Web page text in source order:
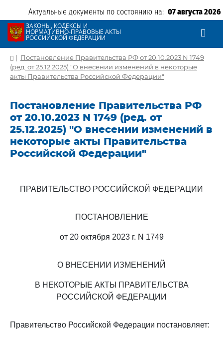
Актуальные документы по состоянию на: 07 августа 2026
ЗАКОНЫ, КОДЕКСЫ И
НОРМАТИВНО-ПРАВОВЫЕ АКТЫ
РОССИЙСКОЙ ФЕДЕРАЦИИ
| Постановление Правительства РФ от 20.10.2023 N 1749
(ред. от 25.12.2025) "О внесении изменений в некоторые
акты Правительства Российской Федерации"
Постановление Правительства РФ
от 20.10.2023 N 1749 (ред. от
25.12.2025) "О внесении изменений в
некоторые акты Правительства
Российской Федерации"
ПРАВИТЕЛЬСТВО РОССИЙСКОЙ ФЕДЕРАЦИИ
ПОСТАНОВЛЕНИЕ
от 20 октября 2023 г. N 1749
О ВНЕСЕНИИ ИЗМЕНЕНИЙ
В НЕКОТОРЫЕ АКТЫ ПРАВИТЕЛЬСТВА
РОССИЙСКОЙ ФЕДЕРАЦИИ
Правительство Российской Федерации постановляет: